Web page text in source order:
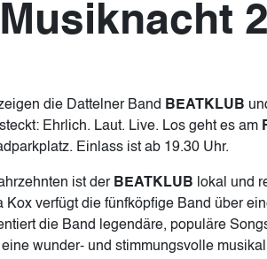
die Dattelner Band BEATKLUB
Ehrlich. Laut. Live. Los geht es am
Einlass ist ab 19.30 Uhr.
ist der BEATKLUB lokal und
Kox verfügt die fünfköpfige Band über
die Band legendäre, populäre
wunder- und stimmungsvolle